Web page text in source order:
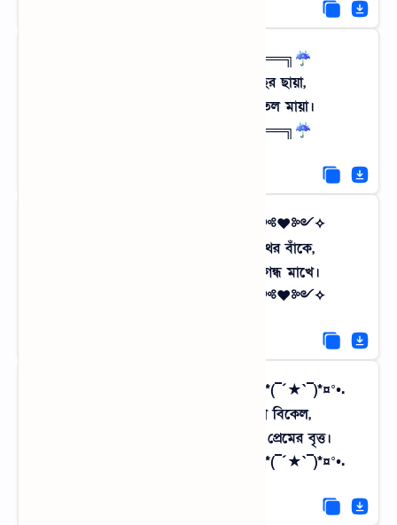
☔╔═════ ≪ °❈° ≫ ═════╗☔
দপুরের রোদে সেই বুড়ো বটগাছের ছায়া,
শহরের এসি রুমেও নেই এমন শীতল মায়া।
☔╔═════ ≪ °❈° ≫ ═════╗☔
✧༺♥༻✧ স্মৃতির আলপথ ✧༺♥༻✧
উধাও হয়েছে শৈশব ওই মেঠো পথের বাঁকে,
এখনও মনটা আমার গ্রামের মাটির গন্ধ মাখে।
✧༺♥༻✧ স্মৃতির আলপথ ✧༺♥༻✧
.•°¤*(¯`★´¯)*¤° রোমান্টিক গোধূলি °¤*(¯´★`¯)*¤°•.
তোমার সাথে কাটুক এক বৃষ্টিভেজা বিকেল,
যেখানে কদম তলায় হাসবে আমাদের প্রেমের বৃত্ত।
.•°¤*(¯`★´¯)*¤° রোমান্টিক গোধূলি °¤*(¯´★`¯)*¤°•.